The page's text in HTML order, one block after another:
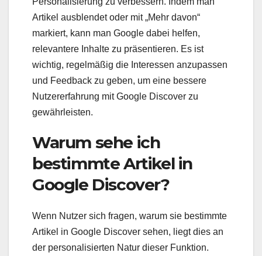
Artikel ausblendet oder mit „Mehr davon“
markiert, kann man Google dabei helfen,
relevantere Inhalte zu präsentieren. Es ist
wichtig, regelmäßig die Interessen anzupassen
und Feedback zu geben, um eine bessere
Nutzererfahrung mit Google Discover zu
gewährleisten.
Warum sehe ich
bestimmte Artikel in
Google Discover?
Wenn Nutzer sich fragen, warum sie bestimmte
Artikel in Google Discover sehen, liegt dies an
der personalisierten Natur dieser Funktion.